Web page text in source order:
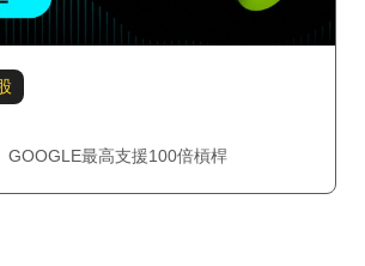
GOOGLE最高支援100倍槓桿